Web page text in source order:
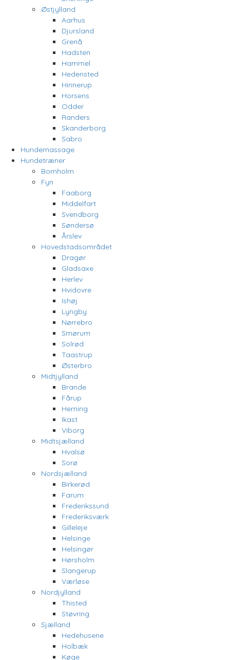
Østjylland
Aarhus
Djursland
Grenå
Hadsten
Hammel
Hedensted
Hinnerup
Horsens
Odder
Randers
Skanderborg
Sabro
Hundemassage
Hundetræner
Bornholm
Fyn
Faaborg
Middelfart
Svendborg
Søndersø
Årslev
Hovedstadsområdet
Dragør
Gladsaxe
Herlev
Hvidovre
Ishøj
Lyngby
Nørrebro
Smørum
Solrød
Taastrup
Østerbro
Midtjylland
Brande
Fårup
Herning
Ikast
Viborg
Midtsjælland
Hvalsø
Sorø
Nordsjælland
Birkerød
Farum
Frederikssund
Frederiksværk
Gilleleje
Helsinge
Helsingør
Hørsholm
Slangerup
Værløse
Nordjylland
Thisted
Støvring
Sjælland
Hedehusene
Holbæk
Køge